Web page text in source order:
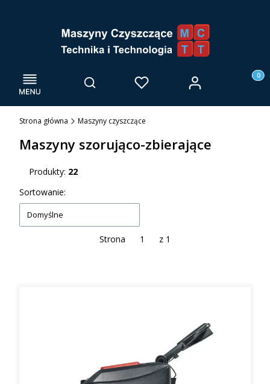
Menu Otwórz wyszukiwarkę
Szukaj Ulubione Zaloguj się
Strona główna Maszyny czyszczące
Maszyny szorująco-zbierające
Produkty: 22
Lista produktów
Sortowanie:
Domyślne
Strona z 1